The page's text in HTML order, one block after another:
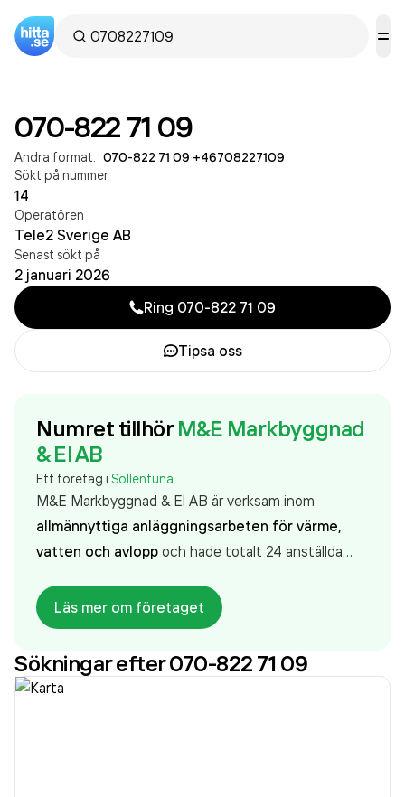
070-822 71 09
Andra format: 070-822 71 09 +46708227109
Sökt på nummer
14
Operatören
Tele2 Sverige AB
Senast sökt på
2 januari 2026
Ring 070-822 71 09
Tipsa oss
Numret tillhör M&E Markbyggnad
& El AB
Ett företag i Sollentuna
M&E Markbyggnad & El AB är verksam inom
allmännyttiga anläggningsarbeten för värme,
vatten och avlopp och hade totalt 24 anställda
sedan 2024 då det jobbade 15 personer på
företaget. Bolaget är ett aktiebolag som varit aktivt
sedan 2014. M&E Markbyggnad & El AB omsatte
50 720 000,00 krsenaste räkenskapsåret (2025).
Läs mer om företaget
Sökningar efter 070-822 71 09